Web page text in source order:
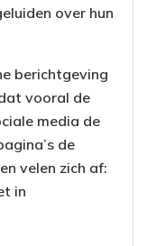
over hun
berichtgeving
vooral de
media de
de
velen zich af:
in